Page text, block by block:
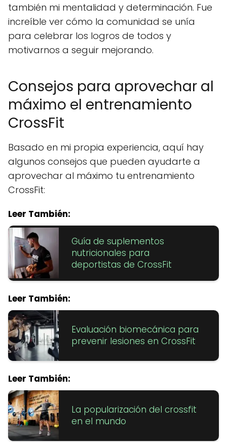
también mi mentalidad y determinación. Fue
increíble ver cómo la comunidad se unía
para celebrar los logros de todos y
motivarnos a seguir mejorando.
Consejos para aprovechar al
máximo el entrenamiento
CrossFit
Basado en mi propia experiencia, aquí hay
algunos consejos que pueden ayudarte a
aprovechar al máximo tu entrenamiento
CrossFit:
Leer También:
Guía de suplementos
nutricionales para
deportistas de CrossFit
Leer También:
Evaluación biomecánica para
prevenir lesiones en CrossFit
Leer También:
La popularización del crossfit
en el mundo